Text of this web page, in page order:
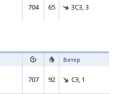
704 65 ЗСЗ, 3
Ветер
707 92 СЗ, 1